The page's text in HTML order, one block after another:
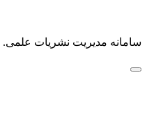
سامانه مدیریت نشریات علمی.